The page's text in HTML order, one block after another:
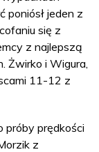
poniósł jeden z
się z
z najlepszą
Żwirko i Wigura,
11-12 z
próby prędkości
z